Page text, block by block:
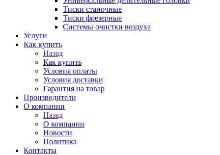
Тиски станочные
Тиски фрезерные
Системы очистки воздуха
Услуги
Как купить
Назад
Как купить
Условия оплаты
Условия доставки
Гарантия на товар
Производители
О компании
Назад
О компании
Новости
Политика
Контакты